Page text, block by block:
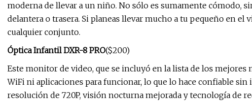
moderna de llevar a un niño. No sólo es sumamente cómodo,
delantera o trasera. Si planeas llevar mucho a tu pequeño en el
cualquier conjunto.
Óptica Infantil DXR-8 PRO($200)
Este monitor de video, que se incluyó en la lista de los mejores
WiFi ni aplicaciones para funcionar, lo que lo hace confiable
resolución de 720P, visión nocturna mejorada y tecnología de